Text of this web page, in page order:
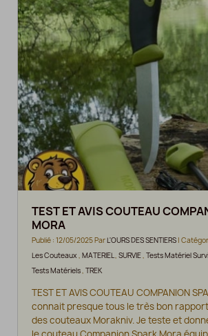
TEST ET AVIS COUTEAU
MORA
Publié : 12/05/2025 ParL'OURS DES SENTIERS |
Les Couteaux , MATERIEL, SURVIE, Tests Matériel
Tests Matériels, TREK
TEST ET AVIS COUTEAU COMPANION
connait presque tous le très bon
des couteaux Morakniv. Je teste et